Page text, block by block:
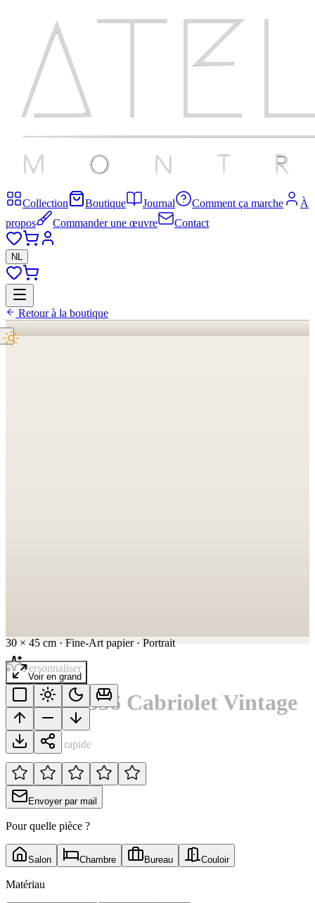
Collection Boutique Journal Comment ça marche
À
propos
Commander une œuvre Contact
NL
Retour à la boutique
30 × 45 cm · Fine-Art papier· Portrait
Voir en grand
Personnaliser
Porsche 356 Cabriolet Vintage
Notation rapide
Envoyer par mail
Pour quelle pièce ?
Salon Chambre Bureau Couloir
Matériau